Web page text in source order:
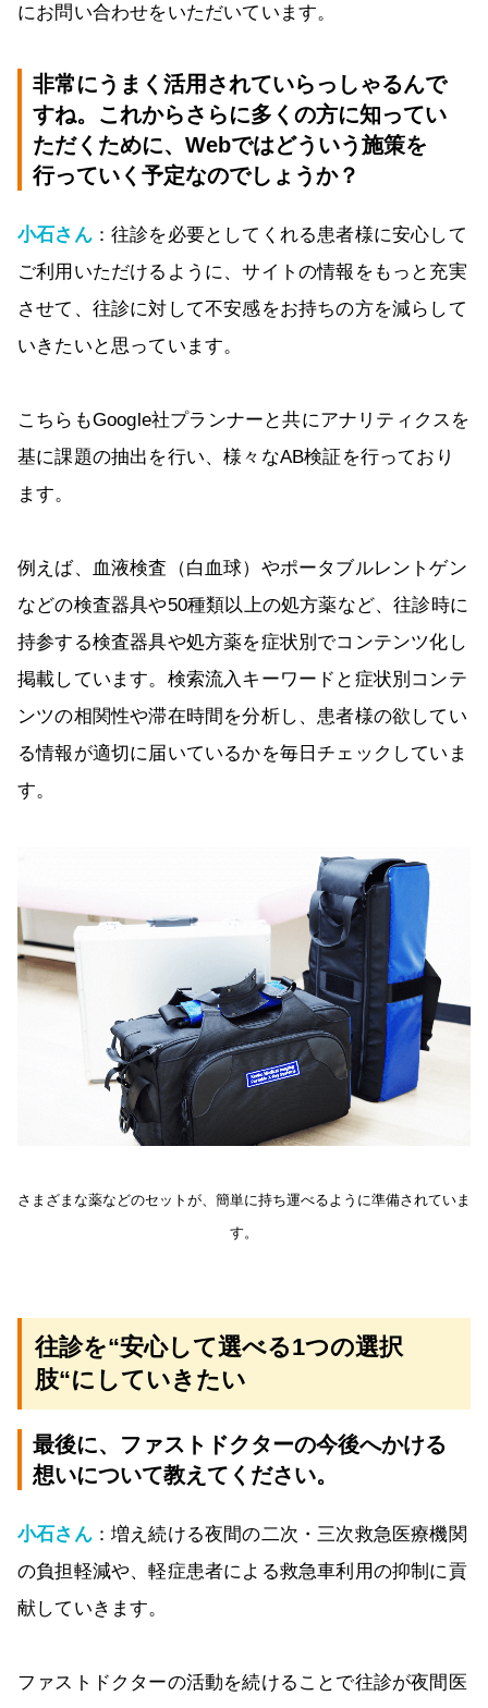
にお問い合わせをいただいています。
非常にうまく活用されていらっしゃるんで
すね。これからさらに多くの方に知ってい
ただくために、Webではどういう施策を
行っていく予定なのでしょうか？
小石さん：往診を必要としてくれる患者様に安心して
ご利用いただけるように、サイトの情報をもっと充実
させて、往診に対して不安感をお持ちの方を減らして
いきたいと思っています。
こちらもGoogle社プランナーと共にアナリティクスを
基に課題の抽出を行い、様々なAB検証を行っており
ます。
例えば、血液検査（白血球）やポータブルレントゲン
などの検査器具や50種類以上の処方薬など、往診時に
持参する検査器具や処方薬を症状別でコンテンツ化し
掲載しています。検索流入キーワードと症状別コンテ
ンツの相関性や滞在時間を分析し、患者様の欲してい
る情報が適切に届いているかを毎日チェックしていま
す。
さまざまな薬などのセットが、簡単に持ち運べるように準備されていま
す。
往診を“安心して選べる1つの選択
肢“にしていきたい
最後に、ファストドクターの今後へかける
想いについて教えてください。
小石さん：増え続ける夜間の二次・三次救急医療機関
の負担軽減や、軽症患者による救急車利用の抑制に貢
献していきます。
ファストドクターの活動を続けることで往診が夜間医